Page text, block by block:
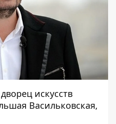
искусств
Васильковская,